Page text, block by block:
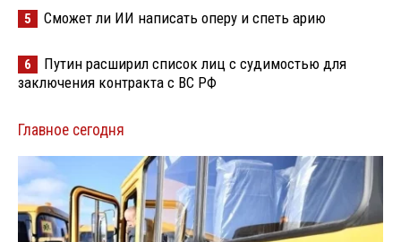
5 Сможет ли ИИ написать оперу и спеть арию
6
Путин расширил список лиц с судимостью для
заключения контракта с ВС РФ
Главное сегодня